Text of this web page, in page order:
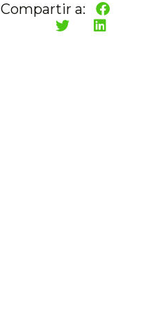
Compartir a: